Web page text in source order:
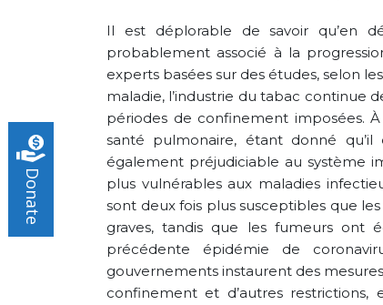
Il est déplorable de savoir qu’en
probablement associé à la
experts basées sur des études, selon
maladie, l’industrie du tabac continue
périodes de confinement imposées.
santé pulmonaire, étant donné qu’il
également préjudiciable au système
plus vulnérables aux maladies
sont deux fois plus susceptibles que
graves, tandis que les fumeurs ont
précédente épidémie de
gouvernements instaurent des
confinement et d’autres
Donate